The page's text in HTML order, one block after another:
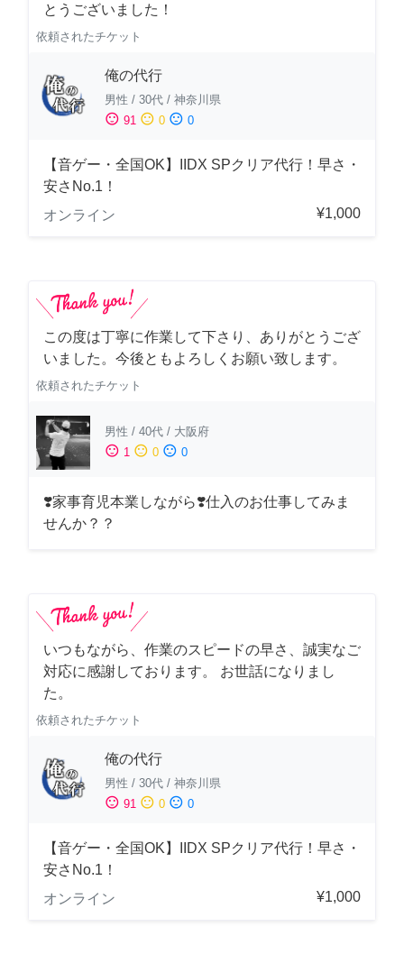
とうございました！
依頼されたチケット
俺の代行
男性 / 30代 / 神奈川県
sentiment_satisfied 91 sentiment_neutral 0 sentiment_dissatisfied 0
【音ゲー・全国OK】IIDX SPクリア代行！早さ・
安さNo.1！
オンライン
¥1,000
この度は丁寧に作業して下さり、ありがとうござ
いました。今後ともよろしくお願い致します。
依頼されたチケット
男性 / 40代 / 大阪府
sentiment_satisfied 1 sentiment_neutral 0 sentiment_dissatisfied 0
❣️家事育児本業しながら❣️仕入のお仕事してみま
せんか？？
いつもながら、作業のスピードの早さ、誠実なご
対応に感謝しております。 お世話になりまし
た。
依頼されたチケット
俺の代行
男性 / 30代 / 神奈川県
sentiment_satisfied 91 sentiment_neutral 0 sentiment_dissatisfied 0
【音ゲー・全国OK】IIDX SPクリア代行！早さ・
安さNo.1！
オンライン
¥1,000